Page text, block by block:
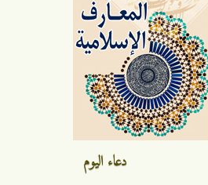
دعاء اليوم